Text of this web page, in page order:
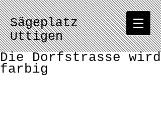
Sägeplatz
Uttigen
Die Dorfstrasse wird
farbig